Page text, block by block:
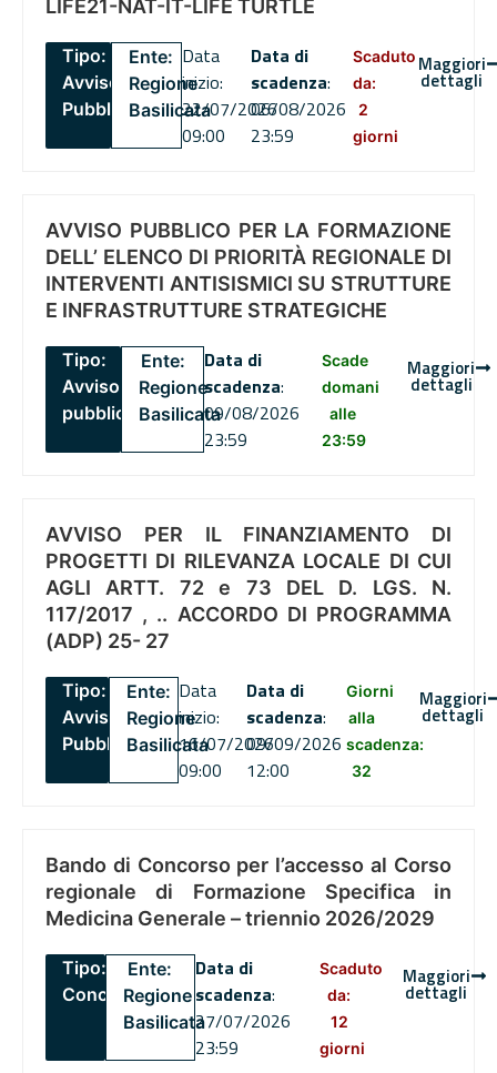
LIFE21-NAT-IT-LIFE TURTLE
Tipo:
Avviso
Pubblico
Ente:
Regione
Basilicata
Data
inizio:
22/07/2026
09:00
Data di
scadenza:
06/08/2026
23:59
Scaduto
da:
2
giorni
Maggiori
dettagli
AVVISO PUBBLICO PER LA FORMAZIONE
DELL’ ELENCO DI PRIORITÀ REGIONALE DI
INTERVENTI ANTISISMICI SU STRUTTURE
E INFRASTRUTTURE STRATEGICHE
Tipo:
Avviso
pubblico
Ente:
Regione
Basilicata
Data di
scadenza:
09/08/2026
23:59
Scade
domani
alle
23:59
Maggiori
dettagli
AVVISO PER IL FINANZIAMENTO DI
PROGETTI DI RILEVANZA LOCALE DI CUI
AGLI ARTT. 72 e 73 DEL D. LGS. N.
117/2017 , .. ACCORDO DI PROGRAMMA
(ADP) 25- 27
Tipo:
Avviso
Pubblico
Ente:
Regione
Basilicata
Data
inizio:
16/07/2026
09:00
Data di
scadenza:
09/09/2026
12:00
Giorni
alla
scadenza:
32
Maggiori
dettagli
Bando di Concorso per l’accesso al Corso
regionale di Formazione Specifica in
Medicina Generale – triennio 2026/2029
Tipo:
Concorsi
Ente:
Regione
Basilicata
Data di
scadenza:
27/07/2026
23:59
Scaduto
da:
12
giorni
Maggiori
dettagli